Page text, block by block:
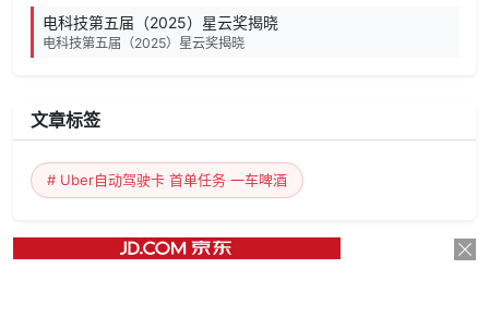
电科技第五届（2025）星云奖揭晓
电科技第五届（2025）星云奖揭晓
文章标签
# Uber自动驾驶卡 首单任务 一车啤酒